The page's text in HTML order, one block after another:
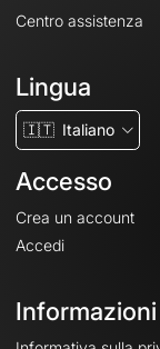
Centro assistenza
Lingua
🇮🇹 Italiano
Accesso
Crea un account
Accedi